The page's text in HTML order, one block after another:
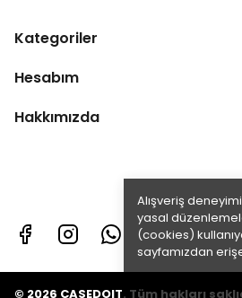
Alışveriş
yasal
(cookies)
sayfamızdan
Kategoriler
Hesabım
Hakkımızda
© 2026 CASEDOIT. Tüm hakları